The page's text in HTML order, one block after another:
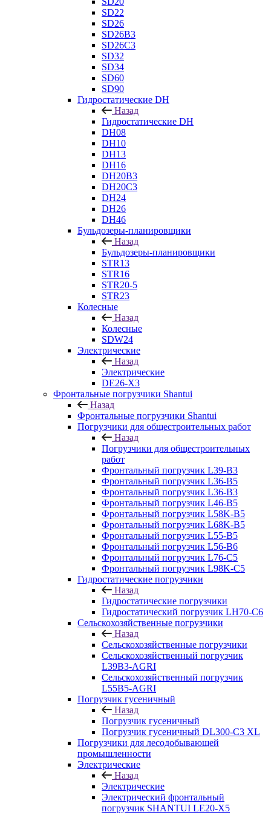
SD22
SD26
SD26B3
SD26C3
SD32
SD34
SD60
SD90
Гидростатические DH
Назад
Гидростатические DH
DH08
DH10
DH13
DH16
DH20B3
DH20C3
DH24
DH26
DH46
Бульдозеры-планировщики
Назад
Бульдозеры-планировщики
STR13
STR16
STR20-5
STR23
Колесные
Назад
Колесные
SDW24
Электрические
Назад
Электрические
DE26-X3
Фронтальные погрузчики Shantui
Назад
Фронтальные погрузчики Shantui
Погрузчики для общестроительных работ
Назад
Погрузчики для общестроительных
работ
Фронтальный погрузчик L39-B3
Фронтальный погрузчик L36-B5
Фронтальный погрузчик L36-B3
Фронтальный погрузчик L46-B5
Фронтальный погрузчик L58K-B5
Фронтальный погрузчик L68K-B5
Фронтальный погрузчик L55-B5
Фронтальный погрузчик L56-B6
Фронтальный погрузчик L76-С5
Фронтальный погрузчик L98K-C5
Гидростатические погрузчики
Назад
Гидростатические погрузчики
Гидростатический погрузчик LH70-C6
Сельскохозяйственные погрузчики
Назад
Сельскохозяйственные погрузчики
Сельскохозяйственный погрузчик
L39B3-AGRI
Сельскохозяйственный погрузчик
L55B5-AGRI
Погрузчик гусеничный
Назад
Погрузчик гусеничный
Погрузчик гусеничный DL300-C3 XL
Погрузчики для лесодобывающей
промышленности
Электрические
Назад
Электрические
Электрический фронтальный
погрузчик SHANTUI LE20-X5